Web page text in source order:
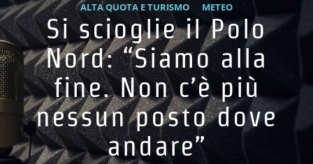
ALTA QUOTA E TURISMO METEO
Si scioglie il Polo
Nord: “Siamo alla
fine. Non c’è più
nessun posto dove
andare”